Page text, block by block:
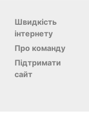
Швидкість
інтернету
Про команду
Підтримати
сайт